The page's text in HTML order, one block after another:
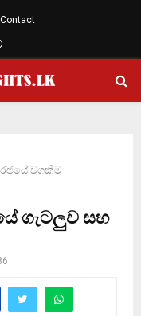
Contact
Whatsapp
රජයේ වගකීම
ගැටලුව සහ